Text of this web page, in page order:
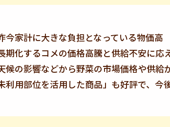
今家計に大きな負担となっている物価高
期化するコメの価格高騰と供給不安に
候の影響などから野菜の市場価格や供
利用部位を活用した商品」も好評で、今